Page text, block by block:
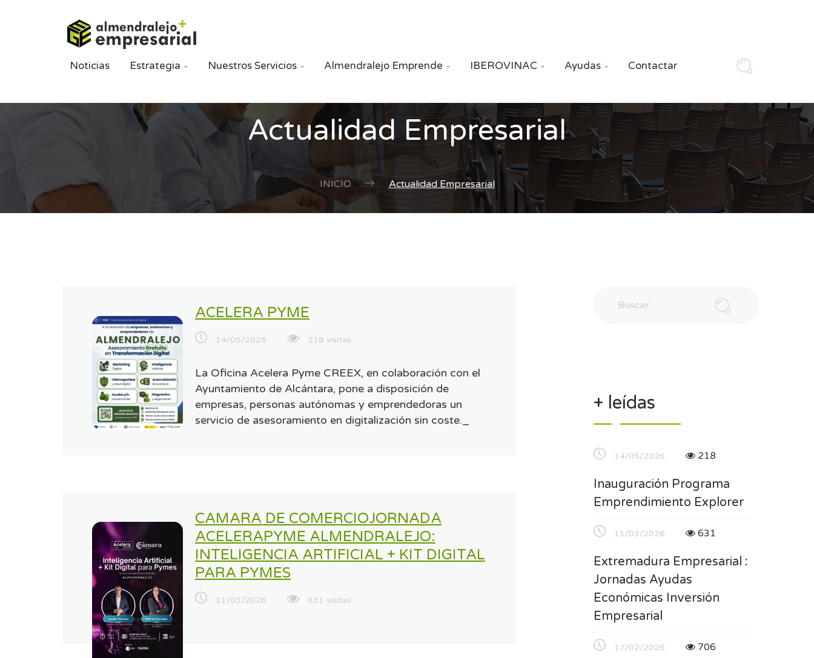
Noticias Estrategia  Nuestros Servicios  Almendralejo Emprende  IBEROVINAC  Ayudas  Contactar
Actualidad Empresarial
INICIO Actualidad Empresarial
ACELERA PYME
14/05/2026 218 visitas
La Oficina Acelera Pyme CREEX, en colaboración con el
Ayuntamiento de Alcántara, pone a disposición de
empresas, personas autónomas y emprendedoras un
servicio de asesoramiento en digitalización sin coste._
CAMARA DE COMERCIOJORNADA
ACELERAPYME ALMENDRALEJO:
INTELIGENCIA ARTIFICIAL + KIT DIGITAL
PARA PYMES
11/03/2026 631 visitas
+ leídas
14/05/2026 218
Inauguración Programa
Emprendimiento Explorer
11/03/2026 631
Extremadura Empresarial :
Jornadas Ayudas
Económicas Inversión
Empresarial
17/02/2026 706